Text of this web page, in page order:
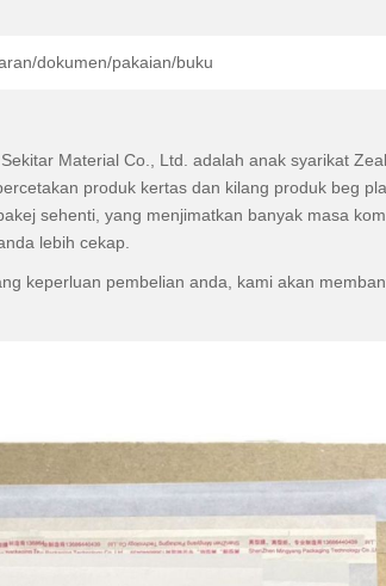
dokumen/pakaian/buku
Material Co., Ltd. adalah anak syarikat
produk kertas dan kilang produk beg
sehenti, yang menjimatkan banyak masa
lebih cekap.
keperluan pembelian anda, kami akan